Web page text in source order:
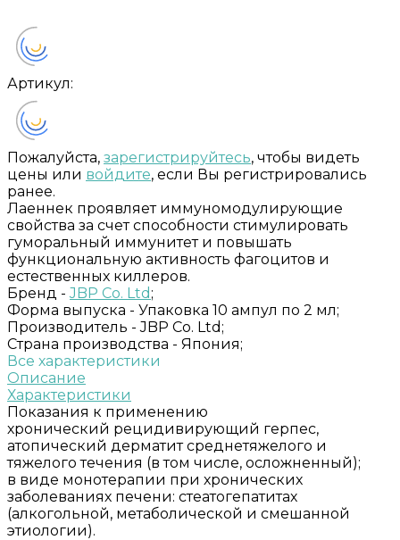
Артикул:
Пожалуйста, зарегистрируйтесь, чтобы видеть
цены или войдите, если Вы регистрировались
ранее.
Лаеннек проявляет иммуномодулирующие
свойства за счет способности стимулировать
гуморальный иммунитет и повышать
функциональную активность фагоцитов и
естественных киллеров.
Бренд -JBP Co. Ltd ;
Форма выпуска - Упаковка 10 ампул по 2 мл;
Производитель -JBP Co. Ltd;
Страна производства - Япония;
Все характеристики
Описание
Характеристики
Показания к применению
хронический рецидивирующий герпес,
атопический дерматит среднетяжелого и
тяжелого течения (в том числе, осложненный);
в виде монотерапии при хронических
заболеваниях печени: стеатогепатитах
(алкогольной, метаболической и смешанной
этиологии).